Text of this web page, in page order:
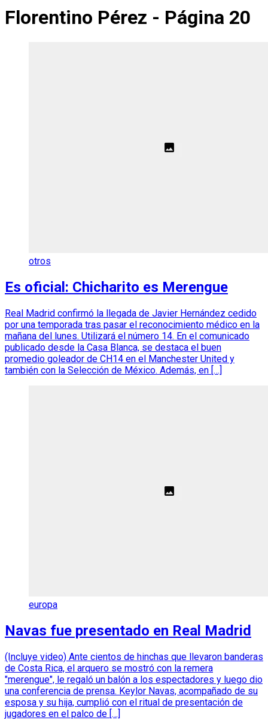
Florentino Pérez - Página 20
otros
Es oficial: Chicharito es Merengue
Real Madrid confirmó la llegada de Javier Hernández cedido
por una temporada tras pasar el reconocimiento médico en la
mañana del lunes. Utilizará el número 14. En el comunicado
publicado desde la Casa Blanca, se destaca el buen
promedio goleador de CH14 en el Manchester United y
también con la Selección de México. Además, en […]
europa
Navas fue presentado en Real Madrid
(Incluye video) Ante cientos de hinchas que llevaron banderas
de Costa Rica, el arquero se mostró con la remera
"merengue", le regaló un balón a los espectadores y luego dio
una conferencia de prensa. Keylor Navas, acompañado de su
esposa y su hija, cumplió con el ritual de presentación de
jugadores en el palco de […]